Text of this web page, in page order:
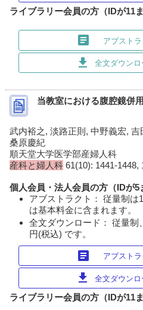
ライブラリー会員の方（IDが11
article アブスト
download 全文ダウン
当教室における腹腔鏡併
武内裕之, 淡路正則, 中野義宏,
桑原慶紀
順天堂大学医学部産婦人科
産科と婦人科 61(10): 1441-1448,
個人会員・法人会員の方（IDが5
アブストラクト： 従量制は
は基本料金に含まれます。
全文ダウンロード： 従量制
円(税込) です。
article アブスト
download 全文ダウン
ライブラリー会員の方（IDが11